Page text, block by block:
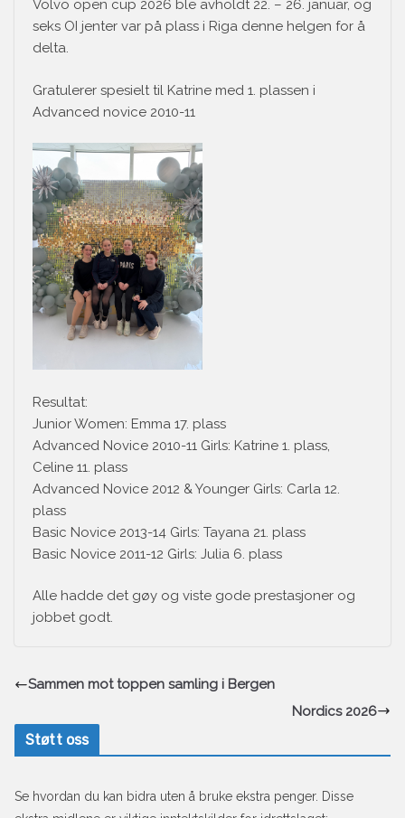
Volvo open cup 2026 ble avholdt 22. – 26. januar, og
seks OI jenter var på plass i Riga denne helgen for å
delta.
Gratulerer spesielt til Katrine med 1. plassen i
Advanced novice 2010-11
Resultat:
Junior Women: Emma 17. plass
Advanced Novice 2010-11 Girls: Katrine 1. plass,
Celine 11. plass
Advanced Novice 2012 & Younger Girls: Carla 12.
plass
Basic Novice 2013-14 Girls: Tayana 21. plass
Basic Novice 2011-12 Girls: Julia 6. plass
Alle hadde det gøy og viste gode prestasjoner og
jobbet godt.
Sammen mot toppen samling i Bergen
Nordics 2026
Støtt oss
Se hvordan du kan bidra uten å bruke ekstra penger. Disse